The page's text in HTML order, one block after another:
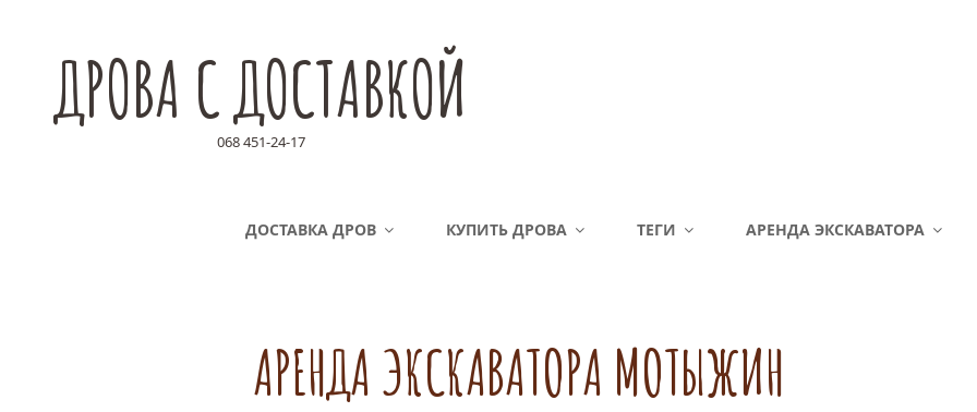
ДРОВА С ДОСТАВКОЙ
068 451-24-17
ДОСТАВКА ДРОВ КУПИТЬ ДРОВА ТЕГИ АРЕНДА ЭКСКАВАТОРА
АРЕНДА ЭКСКАВАТОРА МОТЫЖИН